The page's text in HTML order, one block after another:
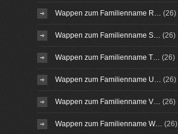
Wappen zum Familienname R… (26)
Wappen zum Familienname S… (26)
Wappen zum Familienname T… (26)
Wappen zum Familienname U… (26)
Wappen zum Familienname V… (26)
Wappen zum Familienname W… (26)